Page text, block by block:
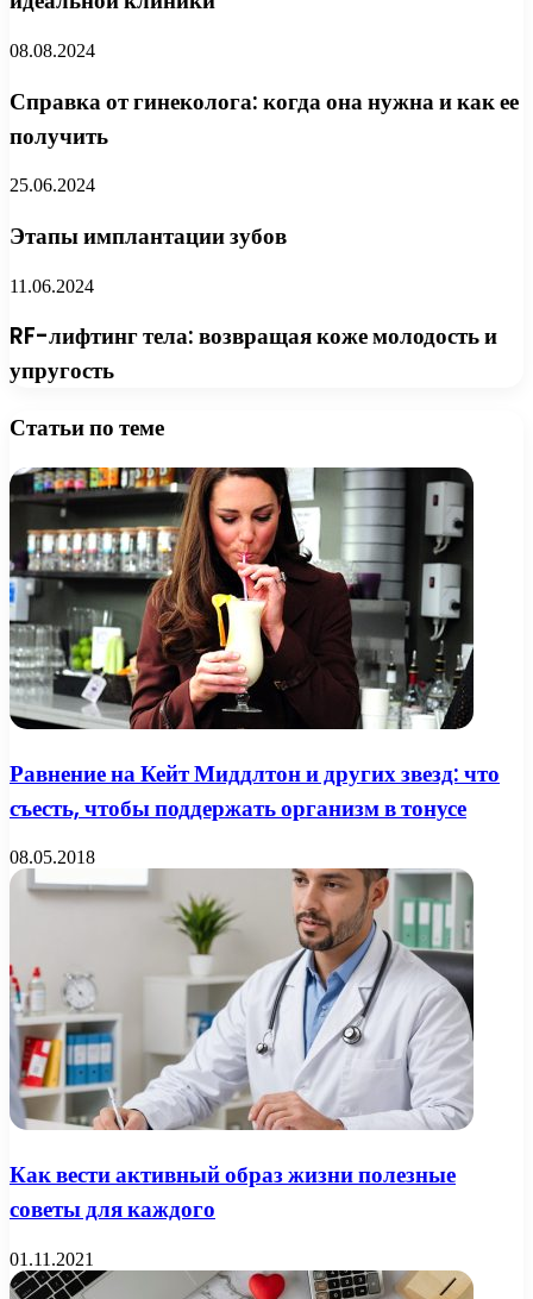
08.08.2024
Справка от гинеколога: когда она нужна и как ее
получить
25.06.2024
Этапы имплантации зубов
11.06.2024
RF-лифтинг тела: возвращая коже молодость и
упругость
Статьи по теме
Равнение на Кейт Миддлтон и других звезд: что
съесть, чтобы поддержать организм в тонусе
08.05.2018
Как вести активный образ жизни полезные
советы для каждого
01.11.2021